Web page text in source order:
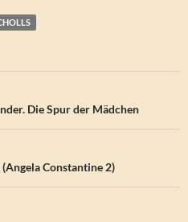
Die Spur der Mädchen
Constantine 2)